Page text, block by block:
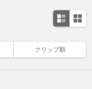
クリップ順